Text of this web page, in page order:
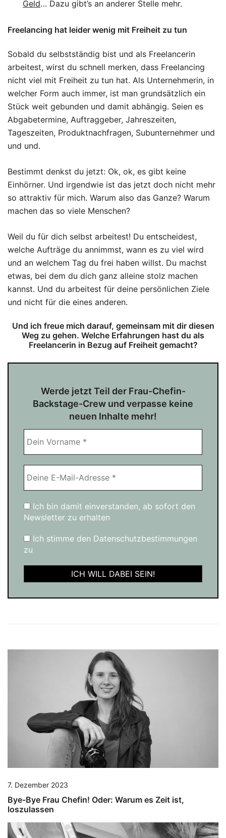
Geld… Dazu gibt’s an anderer Stelle mehr.
Freelancing hat leider wenig mit Freiheit zu tun
Sobald du selbstständig bist und als Freelancerin
arbeitest, wirst du schnell merken, dass Freelancing
nicht viel mit Freiheit zu tun hat. Als Unternehmerin, in
welcher Form auch immer, ist man grundsätzlich ein
Stück weit gebunden und damit abhängig. Seien es
Abgabetermine, Auftraggeber, Jahreszeiten,
Tageszeiten, Produktnachfragen, Subunternehmer und
und und.
Bestimmt denkst du jetzt: Ok, ok, es gibt keine
Einhörner. Und irgendwie ist das jetzt doch nicht mehr
so attraktiv für mich. Warum also das Ganze? Warum
machen das so viele Menschen?
Weil du für dich selbst arbeitest! Du entscheidest,
welche Aufträge du annimmst, wann es zu viel wird
und an welchem Tag du frei haben willst. Du machst
etwas, bei dem du dich ganz alleine stolz machen
kannst. Und du arbeitest für deine persönlichen Ziele
und nicht für die eines anderen.
Und ich freue mich darauf, gemeinsam mit dir diesen
Weg zu gehen. Welche Erfahrungen hast du als
Freelancerin in Bezug auf Freiheit gemacht?
Werde jetzt Teil der Frau-Chefin-
Backstage-Crew und verpasse keine
neuen Inhalte mehr!
Ich bin damit einverstanden, ab sofort den
Newsletter zu erhalten
Ich stimme den Datenschutzbestimmungen
zu
7. Dezember 2023
Bye-Bye Frau Chefin! Oder: Warum es Zeit ist,
loszulassen